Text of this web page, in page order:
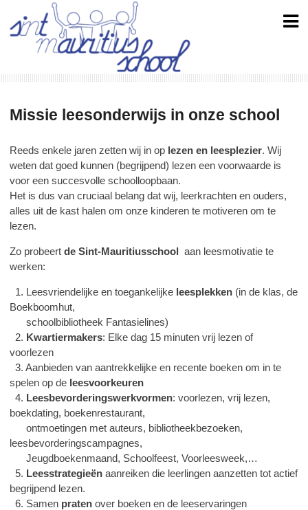
content
Missie leesonderwijs in onze school
Reeds enkele jaren zetten wij in op lezen en leesplezier. Wij
weten dat goed kunnen (begrijpend) lezen een voorwaarde is
voor een succesvolle schoolloopbaan.
Het is dus van cruciaal belang dat wij, leerkrachten en ouders,
alles uit de kast halen om onze kinderen te motiveren om te
lezen.
Zo probeertde Sint-Mauritiusschoolaan leesmotivatie te
werken:
1. Leesvriendelijke en toegankelijke leesplekken (in de klas, de
Boekboomhut,
schoolbibliotheek Fantasielines)
2. Kwartiermakers: Elke dag 15 minuten vrij lezen of
voorlezen
3. Aanbieden van aantrekkelijke en recente boeken om in te
spelen op de leesvoorkeuren
4. Leesbevorderingswerkvormen: voorlezen, vrij lezen,
boekdating, boekenrestaurant,
ontmoetingen met auteurs, bibliotheekbezoeken,
leesbevorderingscampagnes,
Jeugdboekenmaand, Schoolfeest, Voorleesweek,…
5. Leesstrategieën aanreiken die leerlingen aanzetten tot actief
begrijpend lezen.
6. Samen praten over boeken en de leeservaringen